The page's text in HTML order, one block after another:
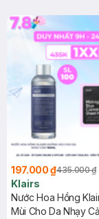
197.000 ₫435.000 ₫
Klairs
Nước Hoa Hồng
Mùi Cho Da Nhạy